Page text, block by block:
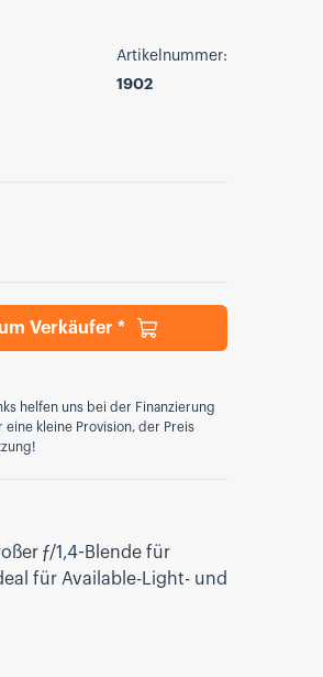
Artikelnummer:
1902
Verkäufer *
helfen uns bei der Finanzierung
kleine Provision, der Preis
ƒ/1,4-Blende für
für Available-Light- und